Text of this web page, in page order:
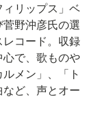
ィリップス」ベ
野沖彦氏の選
レコード。収録
心で、歌ものや
メン」、「ト
ど、声とオー